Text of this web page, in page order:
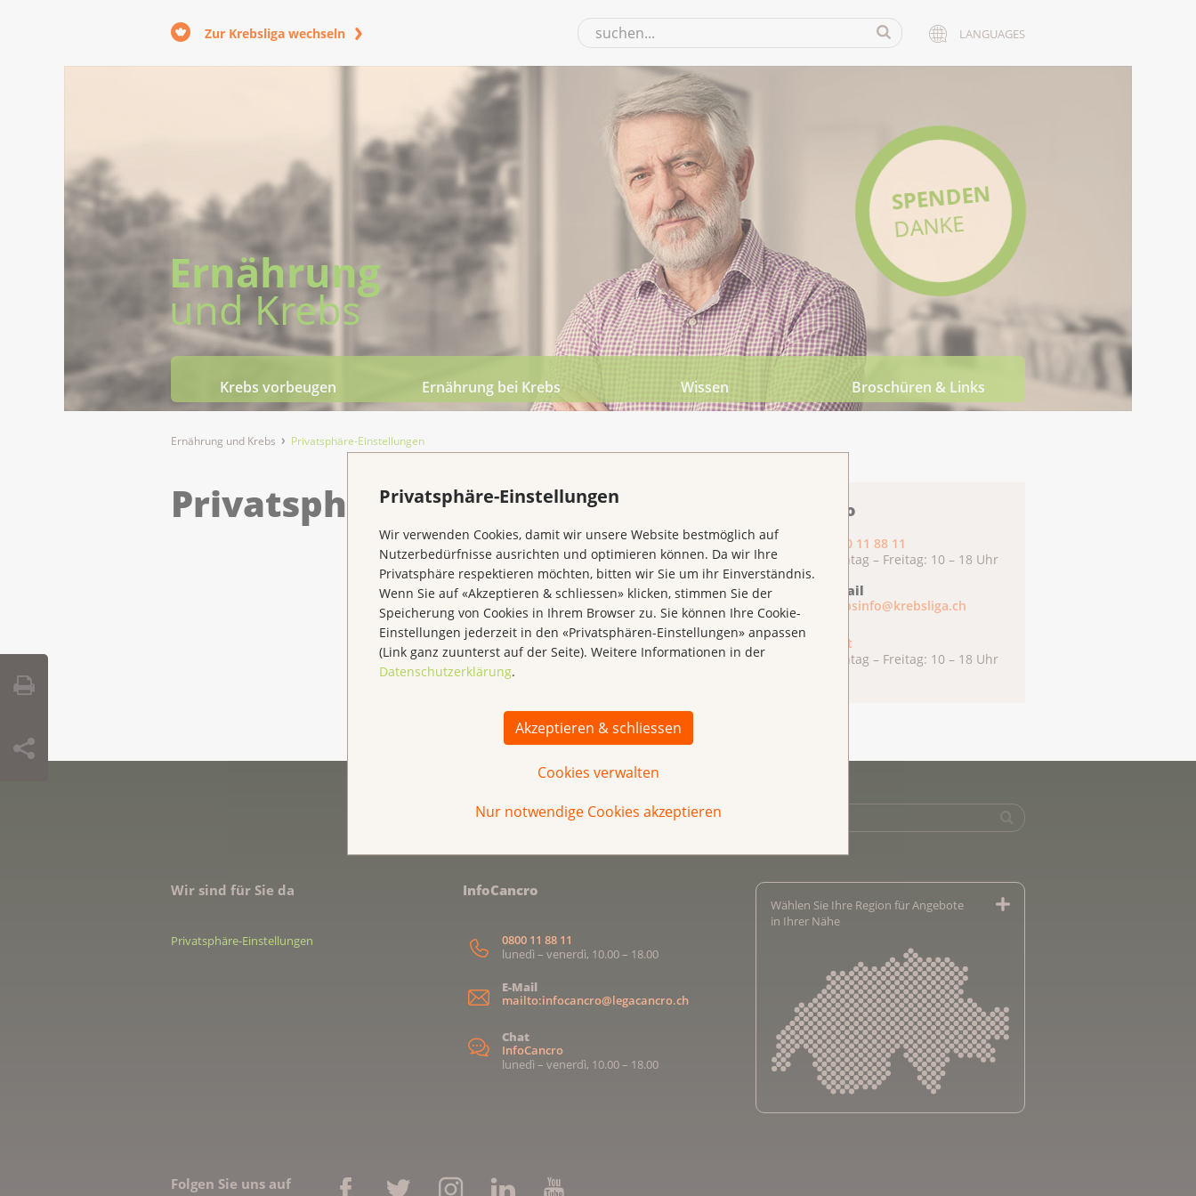
Privatsphäre-Einstellungen
Wir verwenden Cookies, damit wir unsere Website bestmöglich auf
Nutzerbedürfnisse ausrichten und optimieren können. Da wir Ihre
Privatsphäre respektieren möchten, bitten wir Sie um ihr Einverständnis.
Wenn Sie auf «Akzeptieren & schliessen» klicken, stimmen Sie der
Speicherung von Cookies in Ihrem Browser zu. Sie können Ihre Cookie-
Einstellungen jederzeit in den «Privatsphären-Einstellungen» anpassen
(Link ganz zuunterst auf der Seite). Weitere Informationen in der
Datenschutzerklärung.
Akzeptieren & schliessen
Cookies verwalten
Nur notwendige Cookies akzeptieren
Zur Krebsliga wechseln LANGUAGES
SPENDEN
DANKE
Ernährung
und Krebs
Krebs vorbeugen Ernährung bei Krebs Wissen Broschüren & Links
Ernährung und Krebs Privatsphäre-Einstellungen
Privatsphäre-Einstellungen KrebsInfo
0800 11 88 11
Montag – Freitag: 10 – 18 Uhr
E-Mail
krebsinfo@krebsliga.ch
Chat
Montag – Freitag: 10 – 18 Uhr
Wir sind für Sie da
Privatsphäre-Einstellungen
InfoCancro
0800 11 88 11
lunedì – venerdì, 10.00 – 18.00
E-Mail
mailto:infocancro@legacancro.ch
Chat
InfoCancro
lunedì – venerdì, 10.00 – 18.00
Wählen Sie Ihre Region für Angebote
in Ihrer Nähe
Folgen Sie uns auf